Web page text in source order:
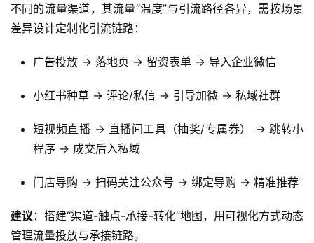
不同的流量渠道，其流量“温度”与引流路径各异，需按场景
差异设计定制化引流链路：
广告投放 → 落地页 → 留资表单 → 导入企业微信
小红书种草 → 评论/私信 → 引导加微 → 私域社群
短视频直播 → 直播间工具（抽奖/专属券） → 跳转小
程序 → 成交后入私域
门店导购 → 扫码关注公众号 → 绑定导购 → 精准推荐
建议 ：搭建“渠道-触点-承接-转化”地图，用可视化方式动态
管理流量投放与承接链路。